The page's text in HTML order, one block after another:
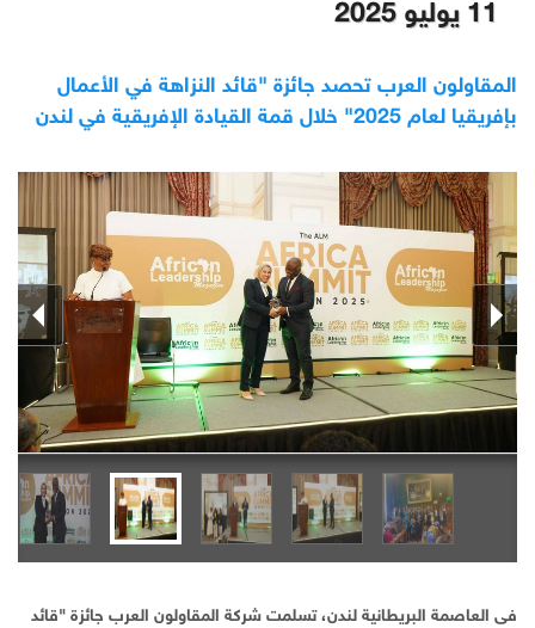
11 يوليو 2025
المقاولون العرب تحصد جائزة "قائد النزاهة في الأعمال
بإفريقيا لعام 2025" خلال قمة القيادة الإفريقية في لندن
فى العاصمة البريطانية لندن، تسلمت شركة المقاولون العرب جائزة "قائد